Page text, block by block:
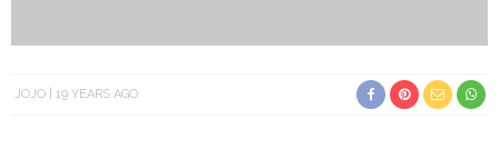
JOJO 19 YEARS AGO